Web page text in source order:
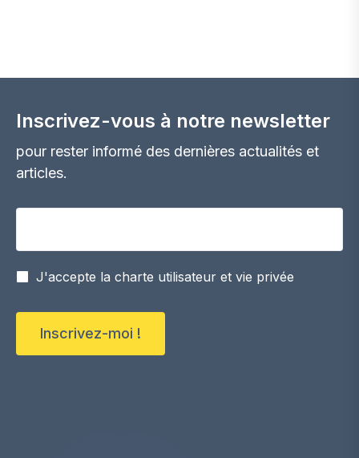
J'accepte la charte utilisateur et vie privée
Inscrivez-moi !